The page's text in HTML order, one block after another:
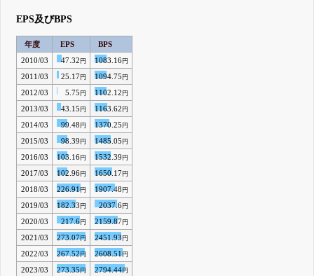
EPS及びBPS
年度 EPS
BPS
2010/03
47.32 円 1083.16円
2011/03 25.17円 1094.75 円
2012/03 5.75 円 1102.12 円
2013/03 43.15 円 1163.62 円
2014/03 99.48 円 1370.25 円
2015/03 98.39 円 1485.05 円
2016/03 103.16円 1532.39 円
2017/03 102.96円 1650.17円
2018/03 226.91円 1907.48 円
2019/03 182.33 円 2037.6円
2020/03 217.6円 2159.87円
2021/03 273.07円 2451.93 円
2022/03 267.52円 2608.51円
2023/03 273.35円 2794.44円